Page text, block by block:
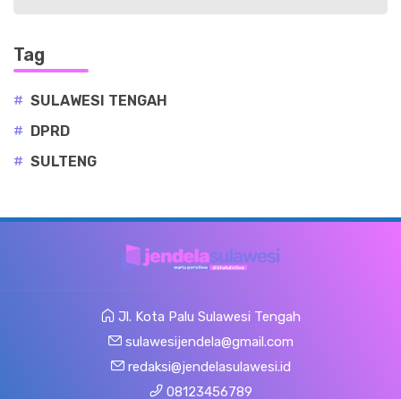
Tag
# SULAWESI TENGAH
# DPRD
# SULTENG
Jl. Kota Palu Sulawesi Tengah
sulawesijendela@gmail.com
redaksi@jendelasulawesi.id
08123456789